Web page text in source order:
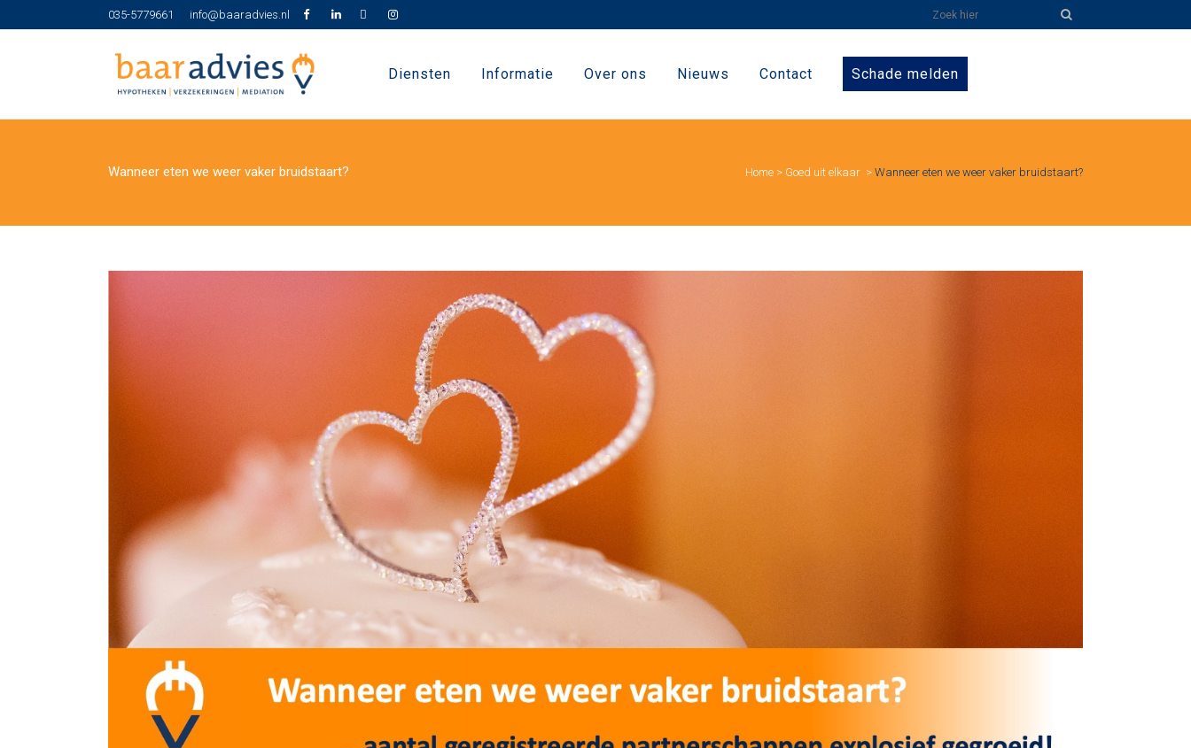
035-5779661 info@baaradvies.nl
Diensten Informatie Over ons Nieuws Contact Schade melden
Wanneer eten we weer vaker bruidstaart? Home > Goed uit elkaar > Wanneer eten we weer vaker bruidstaart?